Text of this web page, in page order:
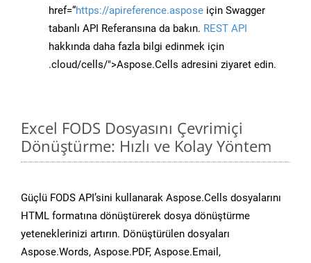
href=“https://apireference.aspose için Swagger
tabanlı API Referansına da bakın. REST API
hakkında daha fazla bilgi edinmek için
.cloud/cells/">Aspose.Cells adresini ziyaret edin.
Excel FODS Dosyasını Çevrimiçi
Dönüştürme: Hızlı ve Kolay Yöntem
Güçlü FODS API’sini kullanarak Aspose.Cells dosyalarını
HTML formatına dönüştürerek dosya dönüştürme
yeteneklerinizi artırın. Dönüştürülen dosyaları
Aspose.Words, Aspose.PDF, Aspose.Email,